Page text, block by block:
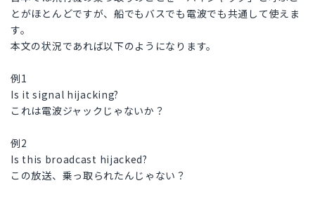
とがほとんどですが、船でもバスでも電波でも共通して使えま
す。
本文の状況であれば以下のようになります。
例1
Is it signal hijacking?
これは電波ジャックじゃないか？
例2
Is this broadcast hijacked?
この放送、乗っ取られたんじゃない？